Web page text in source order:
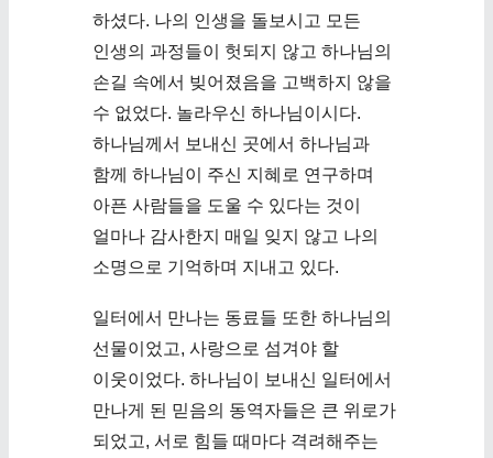
하셨다. 나의 인생을 돌보시고 모든
인생의 과정들이 헛되지 않고 하나님의
손길 속에서 빚어졌음을 고백하지 않을
수 없었다. 놀라우신 하나님이시다.
하나님께서 보내신 곳에서 하나님과
함께 하나님이 주신 지혜로 연구하며
아픈 사람들을 도울 수 있다는 것이
얼마나 감사한지 매일 잊지 않고 나의
소명으로 기억하며 지내고 있다.
일터에서 만나는 동료들 또한 하나님의
선물이었고, 사랑으로 섬겨야 할
이웃이었다. 하나님이 보내신 일터에서
만나게 된 믿음의 동역자들은 큰 위로가
되었고, 서로 힘들 때마다 격려해주는